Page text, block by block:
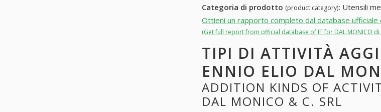
Categoria di prodotto (product category): Utensili
Ottieni un rapporto completo dal database ufficiale
(Get full report from official database of IT for DAL MONICO di
TIPI DI ATTIVITÀ
ENNIO ELIO DAL
ADDITION KINDS OF
DAL MONICO & C. SRL